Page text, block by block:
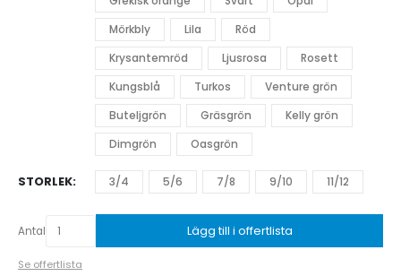
Mörkbly
Lila
Röd
Krysantemröd
Ljusrosa
Rosett
Kungsblå
Turkos
Venture grön
Buteljgrön
Gräsgrön
Kelly grön
Dimgrön
Oasgrön
STORLEK 3/4 5/6 7/8 9/10 11/12
Antal Lägg till i offertlista
Se offertlista